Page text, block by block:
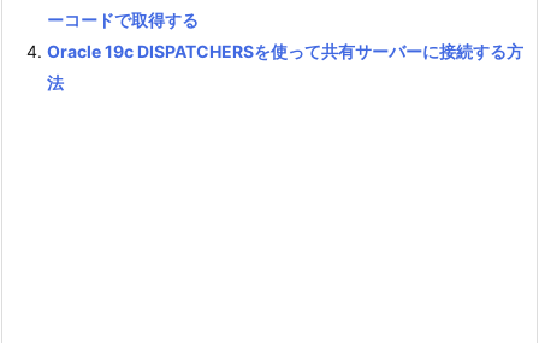
ーコードで取得する
Oracle 19c DISPATCHERSを使って共有サーバーに接続する方
法